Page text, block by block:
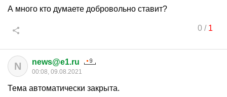
А много кто думаете добровольно ставит?
0/ 1
N news@e1.ru
00:08, 09.08.2021
Тема автоматически закрыта.